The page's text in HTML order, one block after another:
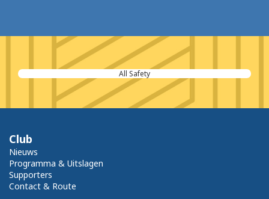
All Safety
Club
Nieuws
Programma & Uitslagen
Supporters
Contact & Route